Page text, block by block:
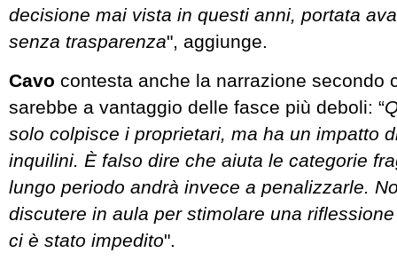
decisione mai vista in questi anni, portata
senza trasparenza", aggiunge.
Cavo contesta anche la narrazione secondo
sarebbe a vantaggio delle fasce più deboli: “
solo colpisce i proprietari, ma ha un impatto
inquilini. È falso dire che aiuta le categorie
lungo periodo andrà invece a penalizzarle.
discutere in aula per stimolare una
ci è stato impedito".